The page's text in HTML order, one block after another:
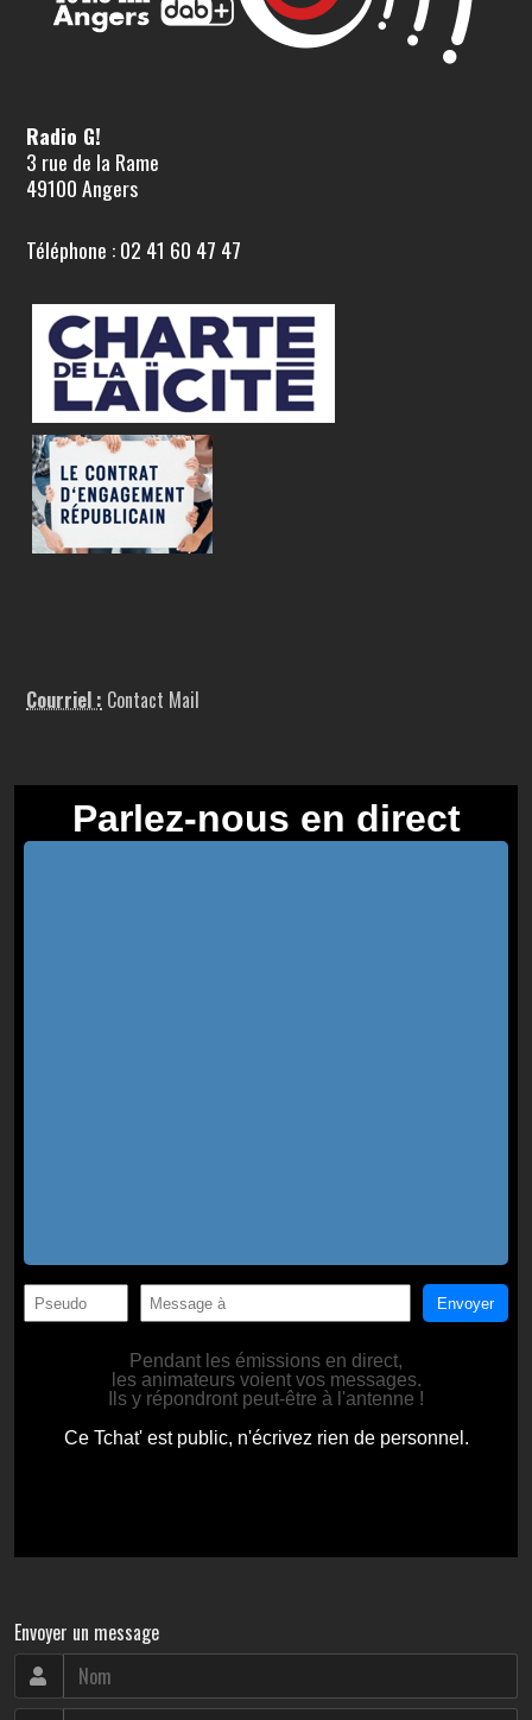
Radio G!
3 rue de la Rame
49100 Angers
Téléphone : 02 41 60 47 47
Courriel : Contact Mail
Envoyer un message